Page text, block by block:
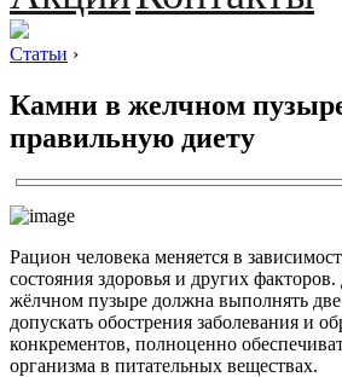
Статьи ›
Камни в желчном
правильную диету
Рацион человека меняется в
состояния здоровья и других
жёлчном пузыре должна выполнять
допускать обострения заболевания и
конкрементов, полноценно
организма в питательных веществах.